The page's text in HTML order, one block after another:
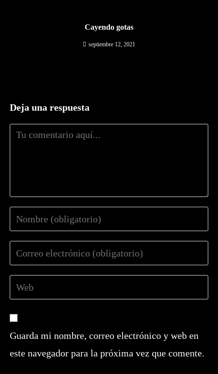
Cayendo gotas
septiembre 12, 2021
Deja una respuesta
usuario
para
comentar
de
web
(opcional)
Guarda mi nombre, correo electrónico y web en
este navegador para la próxima vez que comente.